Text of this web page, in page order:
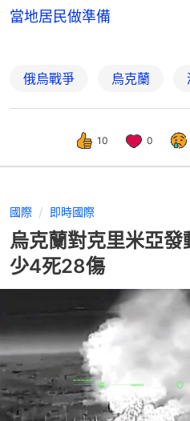
當地居民做準備
俄烏戰爭 烏克蘭
10 0
國際 即時國際
烏克蘭對克里米亞
少4死28傷